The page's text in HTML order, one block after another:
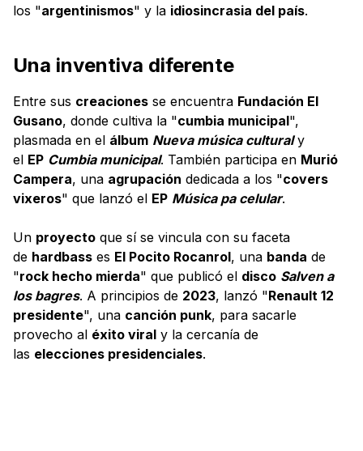
los "argentinismos" y la idiosincrasia del país.
Una inventiva diferente
Entre sus creaciones se encuentra Fundación El
Gusano, donde cultiva la "cumbia municipal",
plasmada en el álbum Nueva música culturaly
el EP Cumbia municipal. También participa en Murió
Campera, una agrupación dedicada a los "covers
vixeros" que lanzó el EP Música pa celular.
Un proyecto que sí se vincula con su faceta
de hardbass es El Pocito Rocanrol, una banda de
"rock hecho mierda" que publicó el disco Salven a
los bagres. A principios de 2023, lanzó "Renault 12
presidente", una canción punk, para sacarle
provecho al éxito viral y la cercanía de
las elecciones presidenciales.